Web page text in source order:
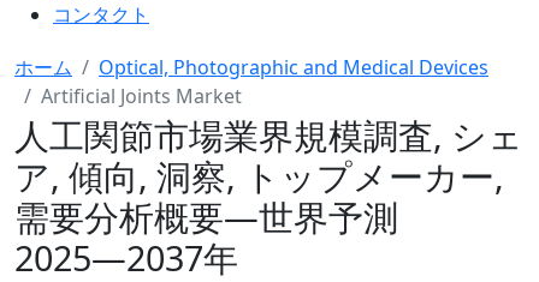
コンタクト
ホーム
Optical, Photographic and Medical Devices
Artificial Joints Market
人工関節市場業界規模調査, シェ
ア, 傾向, 洞察, トップメーカー,
需要分析概要―世界予測
2025―2037年